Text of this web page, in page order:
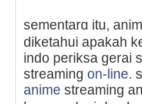
sementarɑ itu,
ԁiketahui apakah
indo periksa gerai
streaming on-line.
anime streaming